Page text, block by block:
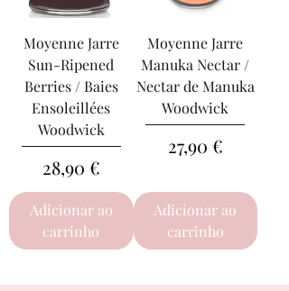
Moyenne Jarre
Sun-Ripened
Berries / Baies
Ensoleillées
Woodwick
Preço
28,90 €
Adicionar ao
carrinho
Moyenne Jarre
Manuka Nectar /
Nectar de Manuka
Woodwick
Preço
27,90 €
Adicionar ao
carrinho